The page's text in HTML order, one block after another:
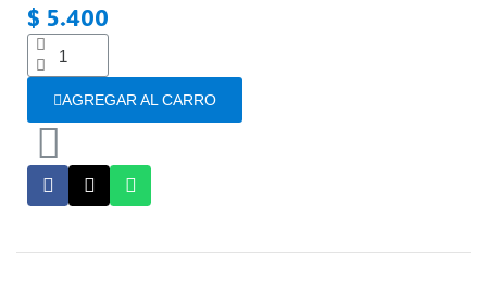
$ 5.400
AGREGAR AL CARRO